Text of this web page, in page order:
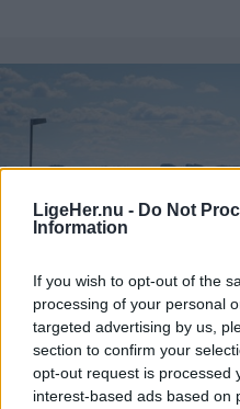
LigeHer.nu - Do Not
Information
If you wish to opt-out of the
processing of your personal
targeted advertising by us,
section to confirm your
opt-out request is processed
interest-based ads based on
- Jeg frygter især, at vi
afgange i
af busserne for at
Helt konkret kan de
at nogle ruter må
Mad & Drikke